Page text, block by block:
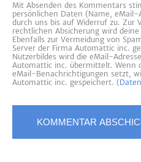
Mit Absenden des Kommentars
persönlichen Daten (Name, eMail-
durch uns bis auf Widerruf zu. Zur
rechtlichen Absicherung wird
Ebenfalls zur Vermeidung von
Server der Firma Automattic inc.
Nutzerbildes wird die eMail-
Automattic inc. übermittelt. Wenn
eMail-Benachrichtigungen setzt,
Automattic inc. gespeichert. (